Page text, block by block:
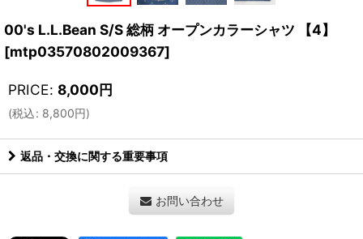
00's L.L.Bean S/S 総柄 オープンカラーシャツ 【4】
[mtp03570802009367]
PRICE: 8,000円
(税込: 8,800円)
返品・交換に関する重要事項
お問い合わせ